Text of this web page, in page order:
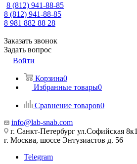
8 (812) 941-88-85
8 (812) 941-88-85
8 981 882 88 28
Заказать звонок
Задать вопрос
Войти
Корзина0
Избранные товары0
Сравнение товаров0
info@lab-snab.com
г. Санкт-Петербург ул.Софийская 8к1
г. Москва, шоссе Энтузиастов д. 56
Telegram